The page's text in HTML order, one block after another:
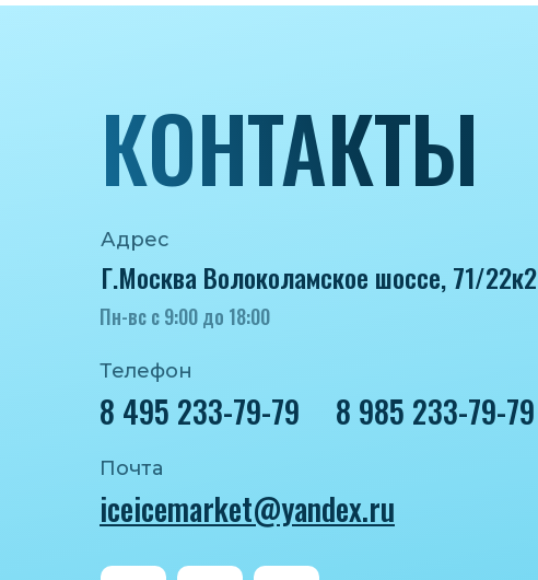
Адрес
Г.Москва Волоколамское шоссе, 71/22к2
Пн-вс с 9:00 до 18:00
Телефон
8 495 233-79-79
Почта
iceicemarket@yandex.ru
8 985 233-79-79
КОНТАКТЫ